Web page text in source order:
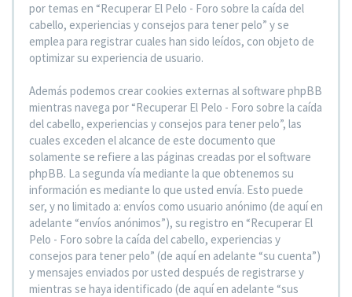
por temas en “Recuperar El Pelo - Foro sobre la caída del
cabello, experiencias y consejos para tener pelo” y se
emplea para registrar cuales han sido leídos, con objeto de
optimizar su experiencia de usuario.
Además podemos crear cookies externas al software phpBB
mientras navega por “Recuperar El Pelo - Foro sobre la caída
del cabello, experiencias y consejos para tener pelo”, las
cuales exceden el alcance de este documento que
solamente se refiere a las páginas creadas por el software
phpBB. La segunda vía mediante la que obtenemos su
información es mediante lo que usted envía. Esto puede
ser, y no limitado a: envíos como usuario anónimo (de aquí en
adelante “envíos anónimos”), su registro en “Recuperar El
Pelo - Foro sobre la caída del cabello, experiencias y
consejos para tener pelo” (de aquí en adelante “su cuenta”)
y mensajes enviados por usted después de registrarse y
mientras se haya identificado (de aquí en adelante “sus